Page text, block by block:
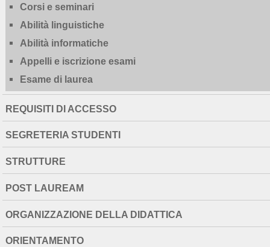
Corsi e seminari
Abilità linguistiche
Abilità informatiche
Appelli e iscrizione esami
Esame di laurea
REQUISITI DI ACCESSO
SEGRETERIA STUDENTI
STRUTTURE
POST LAUREAM
ORGANIZZAZIONE DELLA DIDATTICA
ORIENTAMENTO